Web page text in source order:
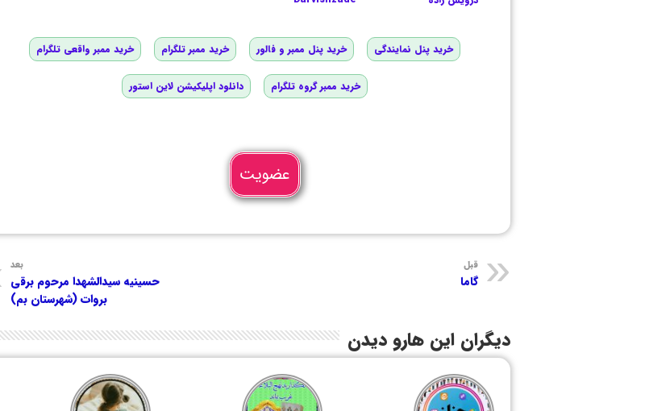
خرید پنل نمایندگی خرید پنل ممبر و فالور خرید ممبر تلگرام خرید ممبر واقعی تلگرام
خرید ممبر گروه تلگرام دانلود اپلیکیشن لاین استور
عضویت
قبل
گاما
بعد
حسینیه سیدالشهدا مرحوم برقی
بروات (شهرستان بم)
دیگران این هارو دیدن